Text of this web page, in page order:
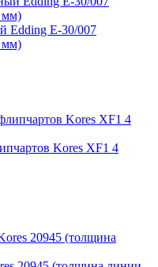
Edding E-30/007
мм)
Kores XF1 4